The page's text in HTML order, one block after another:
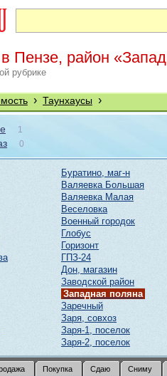
Пензе, район
рубрике
› Таунхаусы ›
1
0
Буратино, маг-н
Валяевка Большая
Валяевка Малая
Веселовка
Военный городок
Глобус
Горизонт
ГПЗ-24
Дон, магазин
Заводской район
Западная поляна
Заречный
Заря, совхоз
Заря-1, поселок
Заря-2, поселок
Покупка Сдаю Сниму